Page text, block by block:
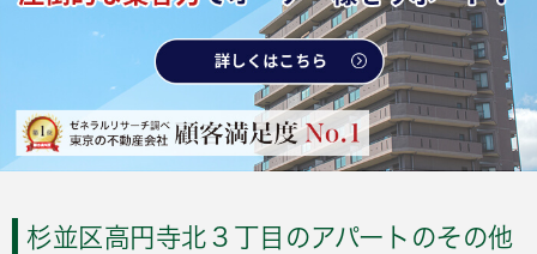
杉並区高円寺北３丁目のアパートのその他